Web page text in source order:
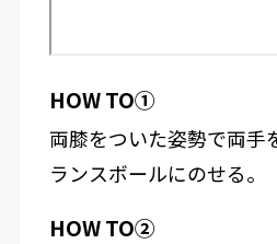
HOW TO①
両膝をついた姿勢で両手
ランスボールにのせる。
HOW TO②